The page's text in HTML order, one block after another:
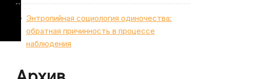
Энтропийная социология одиночества:
обратная причинность в процессе
наблюдения